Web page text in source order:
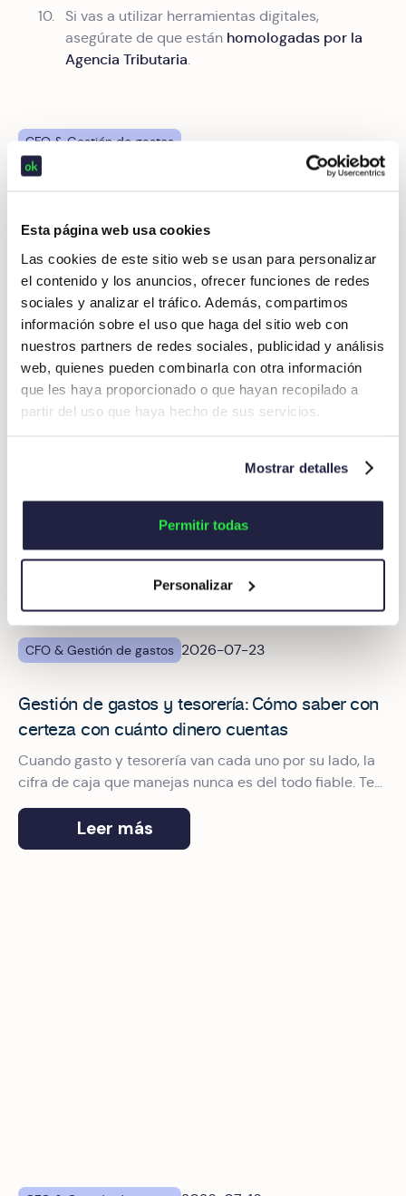
Esta página web usa cookies
Las cookies de este sitio web se usan para personalizar
el contenido y los anuncios, ofrecer funciones de redes
sociales y analizar el tráfico. Además, compartimos
información sobre el uso que haga del sitio web con
nuestros partners de redes sociales, publicidad y análisis
web, quienes pueden combinarla con otra información
que les haya proporcionado o que hayan recopilado a
partir del uso que haya hecho de sus servicios.
Mostrar detalles
Permitir todas
Personalizar
Compartir el post
Si vas a utilizar herramientas digitales,
asegúrate de que están homologadas por la
Agencia Tributaria.
CFO & Gestión de gastos
Artículos relacionados
Gestión de gastos y tesorería: Cómo saber con certeza
CFO & Gestión de gastos 2026-07-23
Gestión de gastos y tesorería: Cómo saber con
certeza con cuánto dinero cuentas
Cuando gasto y tesorería van cada uno por su lado, la
cifra de caja que manejas nunca es del todo fiable. Te
contamos cómo conectarlos.
Leer más